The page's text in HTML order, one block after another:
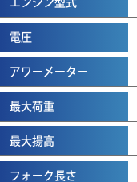
エンジン型式
電圧
アワーメーター
最大荷重
最大揚高
フォーク長さ